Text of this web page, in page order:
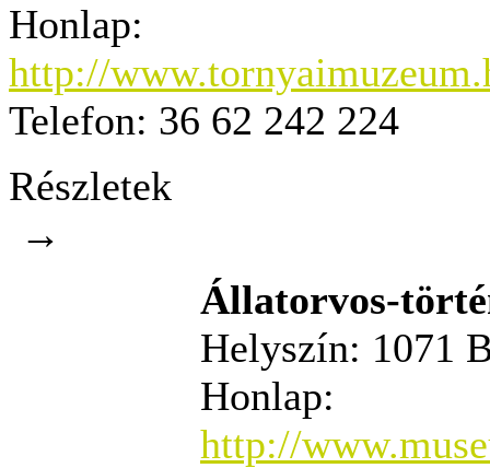
Honlap:
http://
Telefon: 36 62 242 224
Részletek
→
Állatorvos-
Helyszín: 1071
Honlap:
http://